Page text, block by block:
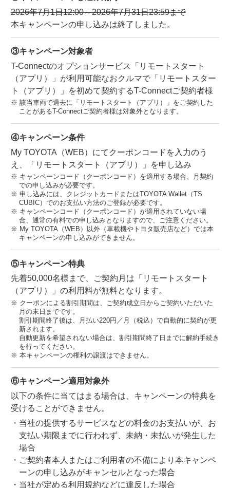
2026年7月1日12:00～2026年7月31日23:59まで
本キャンペーンの申し込みは終了しました。
③キャンペーン対象者
T-Connectのオプションサービス「リモートスタート
（アプリ）」が利用可能なおクルマで「リモートスター
ト（アプリ）」を初めて契約するT-Connectご契約者様
該当車両で過去に「リモートスタート（アプリ）」をご契約した
ことがあるT-Connectご契約者様は対象外となります。
④キャンペーン条件
My TOYOTA（WEB）にてクーポンコードを入力のう
え、「リモートスタート（アプリ）」を申し込み
キャンペーンコード（クーポンコード）を適用する場合、月契約
での申し込みが必要です。
申し込みには、クレジットカードまたはTOYOTA Wallet（TS
CUBIC）でのお支払い方法のご登録が必要です。
キャンペーンコード（クーポンコード）が適用されていない場
合、通常の有料での申し込みとなりますので、ご注意ください。
My TOYOTA（WEB）以外（車載機やトヨタ販売店など）では本
キャンペーンの申し込みができません。
⑤キャンペーン特典
先着50,000名様まで、ご契約月は「リモートスタート
（アプリ）」の利用料が無料となります。
クーポンによる割引期間は、ご契約成立日からご契約いただいた
月の末日までです。
割引期間終了後は、月払い220円／月（税込）で自動的に契約が更
新されます。
自動更新を希望されない場合は、割引期間終了日までに解約手続き
を行ってください。
本キャンペーンの権利の譲渡はできません。
⑥キャンペーン適用対象外
以下の条件に当てはまる場合は、キャンペーンの特典を
受けることができません。
当社の提供するサービスなどの料金のお支払いが、お
支払い期限までに行われず、未納・未払いが発生した
場合
ご契約者本人またはご利用者の不備により本キャンペ
ーンの申し込みがキャンセルとなった場合
当社が定める利用規約などに違反した場合